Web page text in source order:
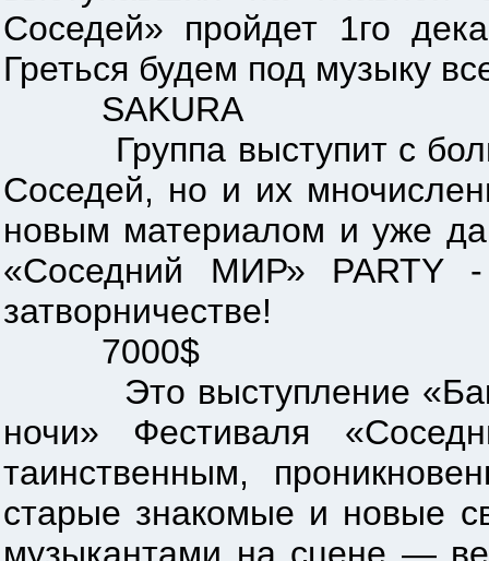
Соседей» пройдет 1го
Греться будем под музыку
SAKURA
Группа выступит с
Соседей, но и их
новым материалом и уже
«Соседний МИР» PARTY
затворничестве!
7000$
Это выступление
ночи» Фестиваля
таинственным,
старые знакомые и новые